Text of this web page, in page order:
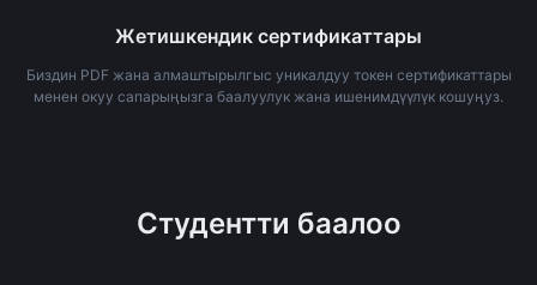
Жетишкендик сертификаттары
Биздин PDF жана алмаштырылгыс уникалдуу токен сертификаттары
менен окуу сапарыңызга баалуулук жана ишенимдүүлүк кошуңуз.
Студентти баалоо